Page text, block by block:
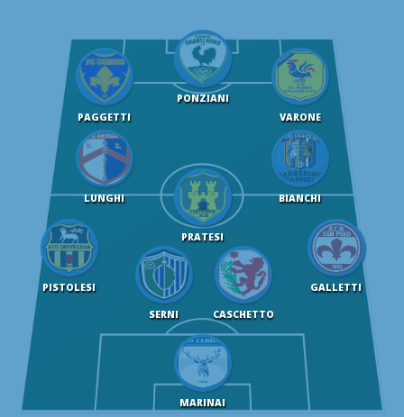
MARINAI
PISTOLESI
SERNI CASCHETTO
GALLETTI
LUNGHI
PRATESI
BIANCHI
PAGGETTI
PONZIANI
VARONE